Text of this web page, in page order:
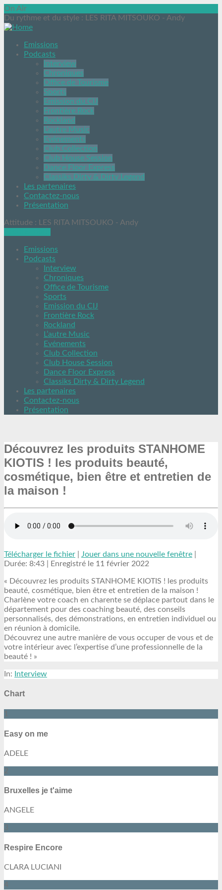
On Air
Du rythme et du style : LES RITA MITSOUKO - Andy
Emissions
Podcasts
Interview
Chroniques
Office de Tourisme
Sports
Emission du CIJ
Frontière Rock
Rockland
L’autre Music
Evénements
Club Collection
Club House Session
Dance Floor Express
Classiks Dirty & Dirty Legend
Les partenaires
Contactez-nous
Présentation
Attitude : LES RITA MITSOUKO - Andy
Emissions
Podcasts
Interview
Chroniques
Office de Tourisme
Sports
Emission du CIJ
Frontière Rock
Rockland
L’autre Music
Evénements
Club Collection
Club House Session
Dance Floor Express
Classiks Dirty & Dirty Legend
Les partenaires
Contactez-nous
Présentation
Découvrez les produits STANHOME
KIOTIS ! les produits beauté,
cosmétique, bien être et entretien de
la maison !
Télécharger le fichier Jouer dans une nouvelle fenêtre
Durée: 8:43
Enregistré le 11 février 2022
« Découvrez les produits STANHOME KIOTIS ! les produits
beauté, cosmétique, bien être et entretien de la maison !
Charlène votre coach en charente se déplace partout dans le
département pour des coaching beauté, des conseils
personnalisés, des démonstrations, en entretien individuel ou
en réunion à domicile.
Découvrez une autre manière de vous occuper de vous et de
votre intérieur avec l’expertise d’une professionnelle de la
beauté ! »
In: Interview
Chart
1
Easy on me
ADELE
2
Bruxelles je t'aime
ANGELE
3
Respire Encore
CLARA LUCIANI
4